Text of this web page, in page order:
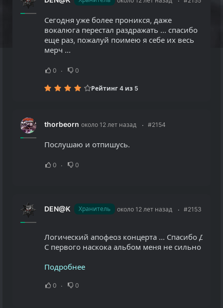
Сегодня уже более проникся, даже
вокалюга перестал раздражать ... спасибо
еще раз, пожалуй поимею я себе их весь
мерч ...
0 0
Рейтинг 4 из 5
thorbeorn около 12 лет назад #2154
Послушаю и отпишусь.
0 0
DEN@K Хранитель около 12 лет назад #2153
Логический апофеоз концерта ... Спасибо Друг !
С первого наскока альбом меня не сильно
Подробнее
0 0